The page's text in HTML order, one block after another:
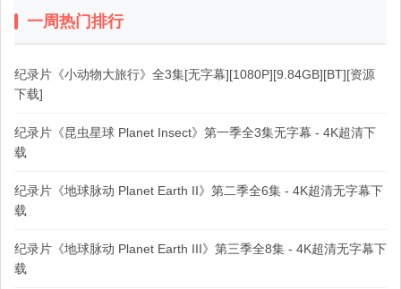
一周热门排行
纪录片《小动物大旅行》全3集[无字幕][1080P][9.84GB][BT][资源
下载]
纪录片《昆虫星球 Planet Insect》第一季全3集无字幕 - 4K超清下
载
纪录片《地球脉动 Planet Earth II》第二季全6集 - 4K超清无字幕下
载
纪录片《地球脉动 Planet Earth III》第三季全8集 - 4K超清无字幕下
载